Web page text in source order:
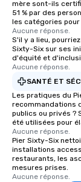
mère sont-ils
51 % par des
les catégories
Aucune réponse.
S'il y a lieu,
Sixty-Six sur ses
d'équité et
Aucune réponse.
SANTÉ ET
Les pratiques du
recommandations
publics ou privés ?
été utilisées pour
Aucune réponse.
Pier Sixty-Six
installations
restaurants, les
mesures prises.
Aucune réponse.